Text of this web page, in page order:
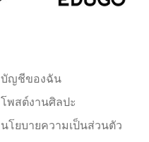
บัญชีของฉัน
โพสต์งานศิลปะ
นโยบายความเป็นส่วนตัว